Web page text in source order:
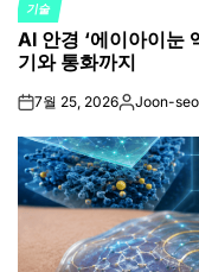
POSTED
IN
기술
AI 안경 ‘에이아이눈
기와 통화까지
on7월 25, 2026Posted
Joon-